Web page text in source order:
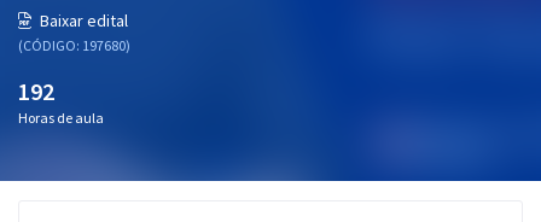
Blog
Aprovados
Baixar edital
(CÓDIGO: 197680)
192
Horas de aula